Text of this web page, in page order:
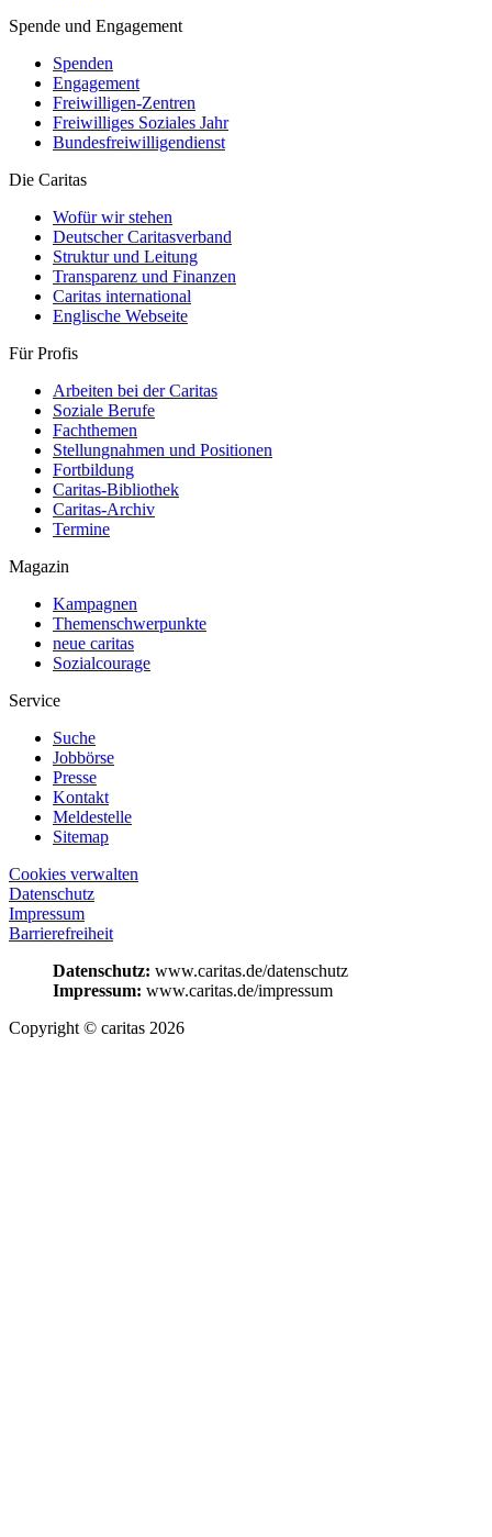
Spende und Engagement
Spenden
Engagement
Freiwilligen-Zentren
Freiwilliges Soziales Jahr
Bundesfreiwilligendienst
Die Caritas
Wofür wir stehen
Deutscher Caritasverband
Struktur und Leitung
Transparenz und Finanzen
Caritas international
Englische Webseite
Für Profis
Arbeiten bei der Caritas
Soziale Berufe
Fachthemen
Stellungnahmen und Positionen
Fortbildung
Caritas-Bibliothek
Caritas-Archiv
Termine
Magazin
Kampagnen
Themenschwerpunkte
neue caritas
Sozialcourage
Service
Suche
Jobbörse
Presse
Kontakt
Meldestelle
Sitemap
Cookies verwalten
Datenschutz
Impressum
Barrierefreiheit
Datenschutz: www.caritas.de/datenschutz
Impressum: www.caritas.de/impressum
Copyright © caritas 2026